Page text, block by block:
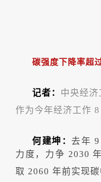
碳强度下降率超
记者： 中央经
作为今年经济工作
何建坤：去年
力度，力争 2030
取 2060 年前实现碳